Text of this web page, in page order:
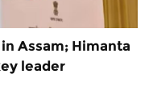
Assam; Himanta
leader